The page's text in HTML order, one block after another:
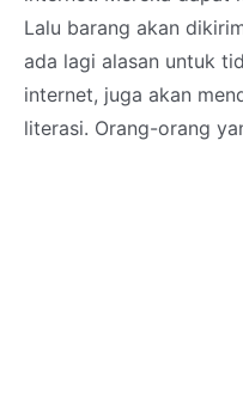
Lalu barang akan
ada lagi alasan untuk
internet, juga akan
literasi. Orang-orang